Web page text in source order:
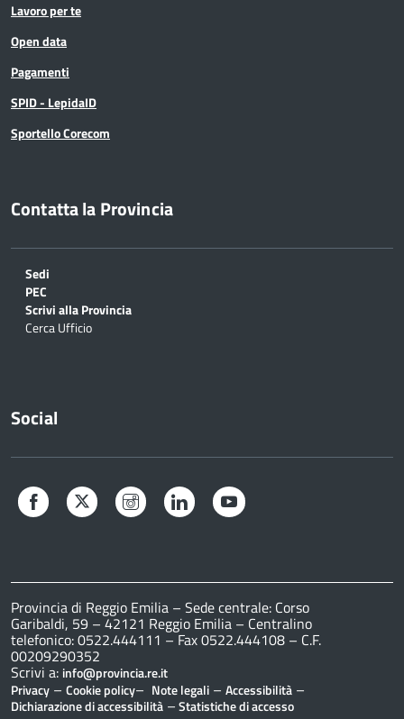
Lavoro per te
Open data
Pagamenti
SPID - LepidaID
Sportello Corecom
Contatta la Provincia
Sedi
PEC
Scrivi alla Provincia
Cerca Ufficio
Social
Facebook Twitter Instagram LinkedIn
Provincia di Reggio Emilia – Sede centrale: Corso
Garibaldi, 59 – 42121 Reggio Emilia – Centralino
telefonico: 0522.444111 – Fax 0522.444108 – C.F.
00209290352
Scrivi a: info@provincia.re.it
Privacy – Cookie policy– Note legali – Accessibilità –
Dichiarazione di accessibilità –Statistiche di accesso